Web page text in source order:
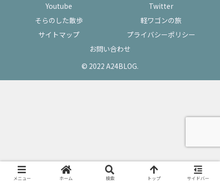
Youtube
Twitter
そらのした散歩
軽ワゴンの旅
サイトマップ
プライバシーポリシー
お問い合わせ
© 2022 A24BLOG.
メニュー ホーム 検索 トップ サイドバー